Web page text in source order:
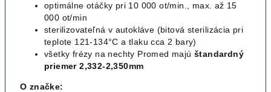
optimálne otáčky pri 10 000 ot/min., max. až 15
000 ot/min
sterilizovateľná v autokláve (bitová sterilizácia pri
teplote 121-134°C a tlaku cca 2 bary)
všetky frézy na nechty Promed majú štandardný
priemer 2,332-2,350mm
O značke: